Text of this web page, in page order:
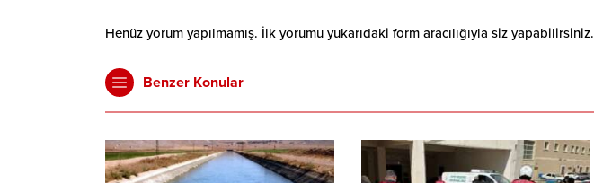
Henüz yorum yapılmamış. İlk yorumu yukarıdaki form aracılığıyla siz yapabilirsiniz.
Benzer Konular